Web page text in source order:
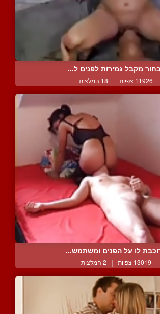
מקבל גמירות לפנים ל...
11926 צפיות | 18 המלצות
לו על הפנים ומשתמש...
13019 צפיות | 2 המלצות